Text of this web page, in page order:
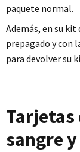
paquete normal.
Además, en su kit
prepagado y con
para devolver su
Tarjetas
sangre